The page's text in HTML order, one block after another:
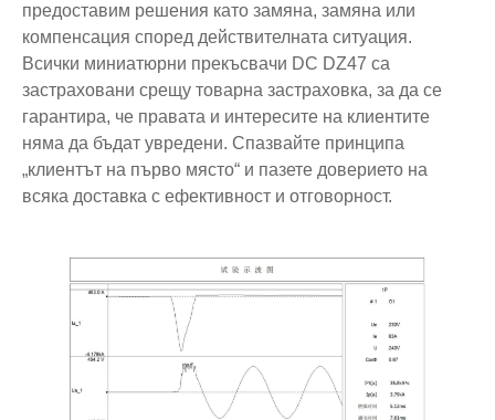
предоставим решения като замяна, замяна или
компенсация според действителната ситуация.
Всички миниатюрни прекъсвачи DC DZ47 са
застраховани срещу товарна застраховка, за да се
гарантира, че правата и интересите на клиентите
няма да бъдат увредени. Спазвайте принципа
„клиентът на първо място“ и пазете доверието на
всяка доставка с ефективност и отговорност.